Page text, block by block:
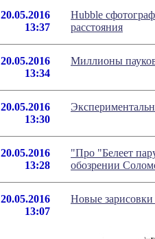
20.05.2016
13:37
Hubble
расстояния
20.05.2016
13:34
Миллионы
20.05.2016
13:30
20.05.2016
13:28
"Про "Белеет
обозрении
20.05.2016
13:07
Новые